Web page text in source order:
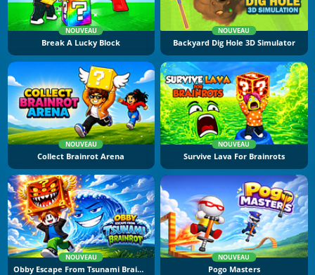
NOUVEAU
Break A Lucky Block
NOUVEAU
Backyard Dig Hole 3D Simulator
NOUVEAU
Collect Brainrot Arena
NOUVEAU
Survive Lava For Brainrots
NOUVEAU
Obby Escape From Tsunami Brainrot
NOUVEAU
Pogo Masters